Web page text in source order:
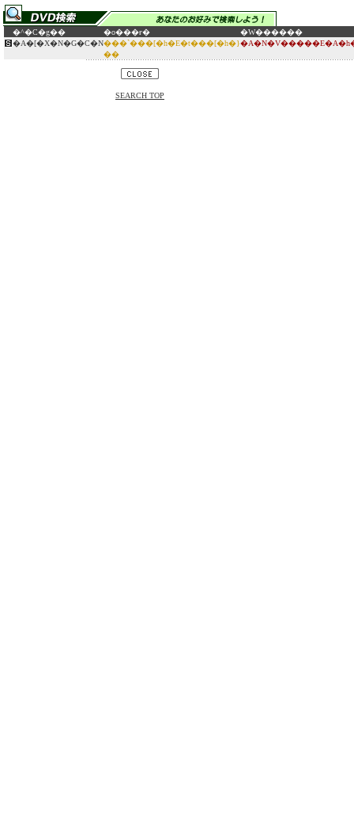
�^�C�g�� �o���ғ�
�W������
�A�[�X�N�G�C�N���`���[�h�E�t���[�h�}
��
SEARCH TOP